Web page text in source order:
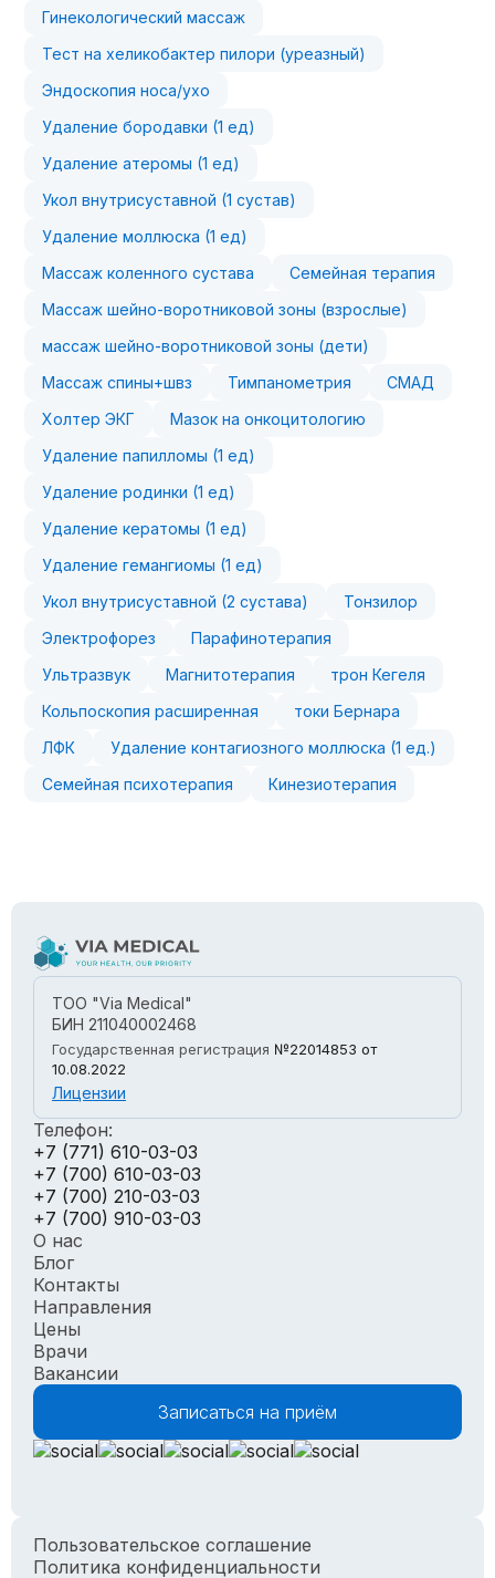
Гинекологический массаж
Тест на хеликобактер пилори (уреазный)
Эндоскопия носа/ухо
Удаление бородавки (1 ед)
Удаление атеромы (1 ед)
Укол внутрисуставной (1 сустав)
Удаление моллюска (1 ед)
Массаж коленного сустава
Семейная терапия
Массаж шейно-воротниковой зоны (взрослые)
массаж шейно-воротниковой зоны (дети)
Массаж спины+швз
Тимпанометрия
СМАД
Холтер ЭКГ
Мазок на онкоцитологию
Удаление папилломы (1 ед)
Удаление родинки (1 ед)
Удаление кератомы (1 ед)
Удаление гемангиомы (1 ед)
Укол внутрисуставной (2 сустава)
Тонзилор
Электрофорез
Парафинотерапия
Ультразвук
Магнитотерапия
трон Кегеля
Кольпоскопия расширенная
токи Бернара
ЛФК
Удаление контагиозного моллюска (1 ед.)
Семейная психотерапия
Кинезиотерапия
ТОО "Via Medical"
БИН 211040002468
Государственная регистрация №22014853 от
10.08.2022
Лицензии
Телефон:
+7 (771) 610-03-03
+7 (700) 610-03-03
+7 (700) 210-03-03
+7 (700) 910-03-03
О нас
Блог
Контакты
Направления
Цены
Врачи
Вакансии
Записаться на приём
Пользовательское соглашение
Политика конфиденциальности